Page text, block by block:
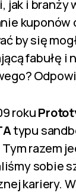
jak i branży
kuponów
by się
fabułę
roku
typu
razem
sobie
kariery.